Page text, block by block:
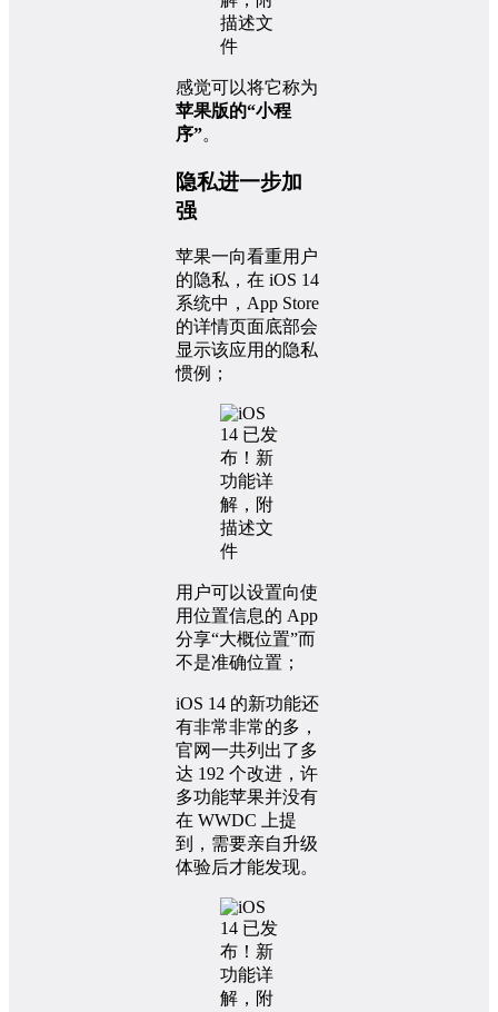
感觉可以将它称为
苹果版的“小程
序”。
隐私进一步加
强
苹果一向看重用户
的隐私，在 iOS 14
系统中，App Store
的详情页面底部会
显示该应用的隐私
惯例；
用户可以设置向使
用位置信息的 App
分享“大概位置”而
不是准确位置；
iOS 14 的新功能还
有非常非常的多，
官网一共列出了多
达 192 个改进，许
多功能苹果并没有
在 WWDC 上提
到，需要亲自升级
体验后才能发现。